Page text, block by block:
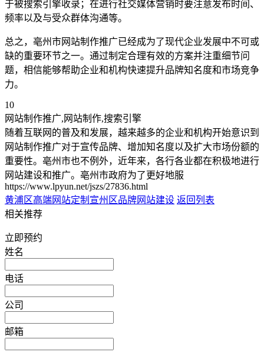
于被搜索引擎收录；在进行社交媒体营销时要注意发布时间、
频率以及与受众群体沟通等。
总之，亳州市网站制作推广已经成为了现代企业发展中不可或
缺的重要环节之一。通过制定合理有效的方案并注重细节问
题，相信能够帮助企业和机构快速提升品牌知名度和市场竞争
力。
10
网站制作推广,网站制作,搜索引擎
随着互联网的普及和发展，越来越多的企业和机构开始意识到
网站制作推广对于宣传品牌、增加知名度以及扩大市场份额的
重要性。亳州市也不例外，近年来，各行各业都在积极地进行
网站建设和推广。亳州市政府为了更好地服
https://www.lpyun.net/jszs/27836.html
黄浦区高端网站定制 宣州区品牌网站建设 返回列表
相关推荐
立即预约
姓名
电话
公司
邮箱